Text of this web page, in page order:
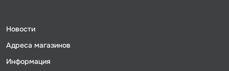
Новости
Адреса магазинов
Информация